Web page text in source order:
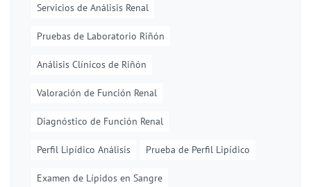
Servicios de Análisis Renal
Pruebas de Laboratorio Riñón
Análisis Clínicos de Riñón
Valoración de Función Renal
Diagnóstico de Función Renal
Perfil Lipídico Análisis Prueba de Perfil Lipídico
Examen de Lípidos en Sangre